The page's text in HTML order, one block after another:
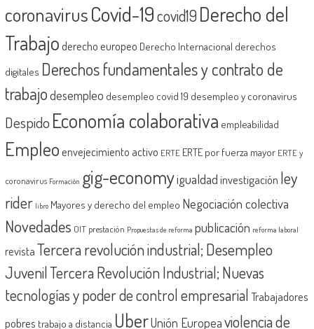
coronavirusCovid-19covid19 Derecho del
Trabajoderecho europeo Derecho Internacional derechos
digitales Derechos fundamentales y contrato de
trabajodesempleo desempleo covid 19 desempleo y coronavirus
Despido Economía colaborativa empleabilidad
Empleoenvejecimiento activo ERTE ERTE por fuerza mayor ERTE y
coronavirus Formación gig-economyigualdadinvestigación ley
rider libro Mayores y derecho del empleo Negociación colectiva
Novedades OIT prestación Propuestas de reforma publicación reforma laboral
revistaTercera revolución industrial; Desempleo
JuvenilTercera Revolución Industrial; Nuevas
tecnologías y poder de control empresarial Trabajadores
pobres trabajo a distancia UberUnión Europeaviolencia de